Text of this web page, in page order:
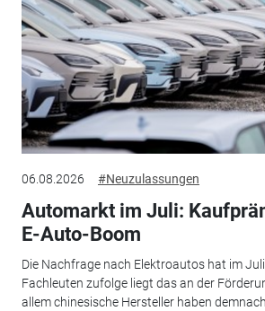
06.08.2026 #Neuzulassungen
Automarkt im Juli:
E-Auto-Boom
Die Nachfrage nach Elektroautos hat im
Fachleuten zufolge liegt das an der
allem chinesische Hersteller haben